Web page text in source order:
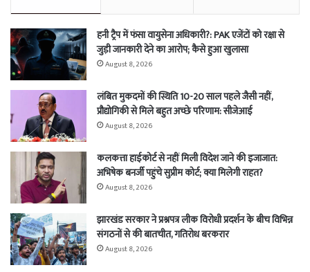
हनी ट्रैप में फंसा वायुसेना अधिकारी?: PAK एजेंटों को रक्षा से
जुड़ी जानकारी देने का आरोप; कैसे हुआ खुलासा
August 8, 2026
लंबित मुकदमों की स्थिति 10-20 साल पहले जैसी नहीं,
प्रौद्योगिकी से मिले बहुत अच्छे परिणाम: सीजेआई
August 8, 2026
कलकत्ता हाईकोर्ट से नहीं मिली विदेश जाने की इजाजात:
अभिषेक बनर्जी पहुंचे सुप्रीम कोर्ट; क्या मिलेगी राहत?
August 8, 2026
झारखंड सरकार ने प्रश्नपत्र लीक विरोधी प्रदर्शन के बीच विभिन्न
संगठनों से की बातचीत, गतिरोध बरकरार
August 8, 2026